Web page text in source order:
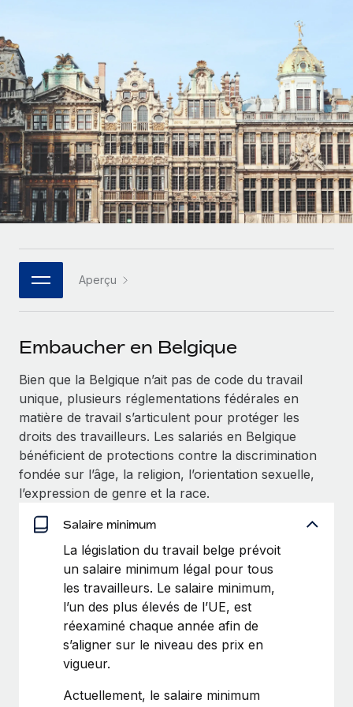
Intégrez et gérez vos freelances partout dans le monde
PEO
Sous-traitez les opérations complexes liées à l’emploi
INFRASTRUCTURE
Intégration Remote
Intégrez vos RH aux flux de travail en toute simplicité
Plateforme
Des fonctions RH clés intégrées pour votre équipe
Connectez n'importe quel outil d’IA à Remote grâce à
notre MCP
Rationalisez vos processus avec des outils essentiels
SERVICES
Demandez aux experts
Recevez des conseils d’experts sur les RH à
l’international et la conformité
Contrôles d’antécédents
Simplifiez vos processus de présélection des
candidats
Remote Watchtower
Gardez un temps d’avance sur les risques en
matière de conformité
Gestion des appareils
Achetez et suivez vos équipements informatiques
CROISSANCE
Start-ups
Des solutions agiles et internationales pour les RH et la
paie des entreprises en pleine croissance
Entreprises intermédiaires
Développez vos équipes avec des solutions RH sur
mesure
Entreprise
Les RH à l’international pour les grandes entreprises
Partenaires stratégiques de la tech
Devenir partenaire
Explorez avec nous vos opportunités de partenariat
Conseil en intégrations et automatisations assistées par
Découvrez les devises disponibles et les vitesses de
paiement pour vos freelances internationaux
APPRENDRE AVEC REMOTE
Recherche et guides
Études de cas
Checklists et modèles
Descriptions de postes
Salle de presse
Données sur les salaires et les talents
Centre de ressources
Obtenir de l’aide
Voir toutes les ressources
EOR et PEO
Gestion des freelances
Taxes
Français
Deutsch
Español
Italiano
Português (Portugal)
日本語
한국어
Aperçu
Embaucher en Belgique
Bien que la Belgique n’ait pas de code du travail
unique, plusieurs réglementations fédérales en
matière de travail s’articulent pour protéger les
droits des travailleurs. Les salariés en Belgique
bénéficient de protections contre la discrimination
fondée sur l’âge, la religion, l’orientation sexuelle,
l’expression de genre et la race.
Salaire minimum
La législation du travail belge prévoit
un salaire minimum légal pour tous
les travailleurs. Le salaire minimum,
l’un des plus élevés de l’UE, est
réexaminé chaque année afin de
s’aligner sur le niveau des prix en
vigueur.
Actuellement, le salaire minimum